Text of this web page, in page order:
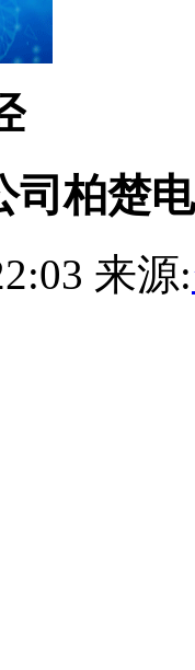
司柏楚
来源: